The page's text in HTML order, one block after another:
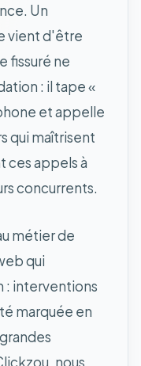
Un
vient d'être
fissuré ne
: il tape «
et appelle
qui maîtrisent
ces appels à
concurrents.
métier de
qui
: interventions
marquée en
nous